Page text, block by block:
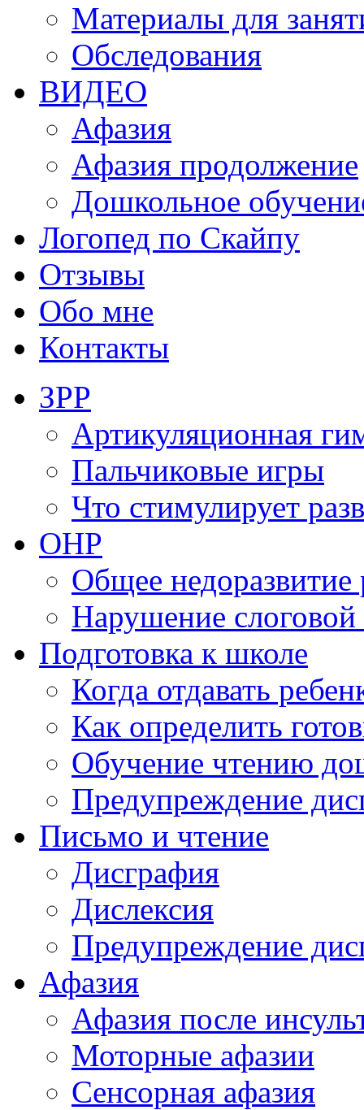
Материалы для
Обследования
ВИДЕО
Афазия
Афазия продолжение
Дошкольное
Логопед по Скайпу
Отзывы
Обо мне
Контакты
ЗРР
Артикуляционная
Пальчиковые игры
Что стимулирует
ОНР
Общее недоразвитие
Нарушение слоговой
Подготовка к школе
Когда отдавать
Как определить
Обучение чтению
Предупреждение
Письмо и чтение
Дисграфия
Дислексия
Предупреждение
Афазия
Афазия после
Моторные афазии
Сенсорная афазия